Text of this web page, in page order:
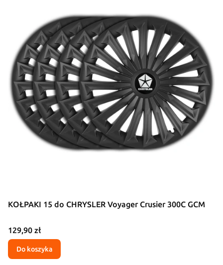
KOŁPAKI 15 do CHRYSLER Voyager Crusier 300C GCM
Cena
129,90 zł
Do koszyka